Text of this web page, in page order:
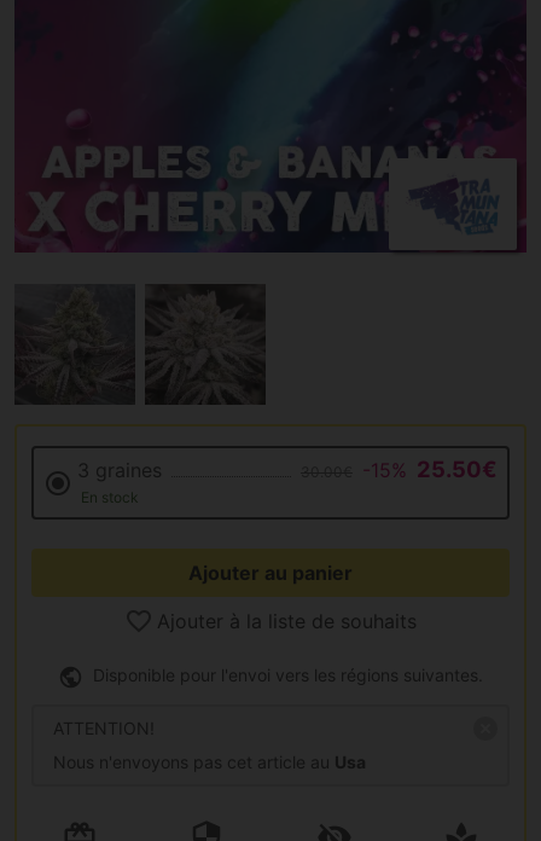
3 graines -15% 25.50€
En stock
Ajouter au panier
Ajouter à la liste de souhaits
Disponible pour l'envoi vers les régions suivantes.
ATTENTION!
Nous n'envoyons pas cet article au Usa